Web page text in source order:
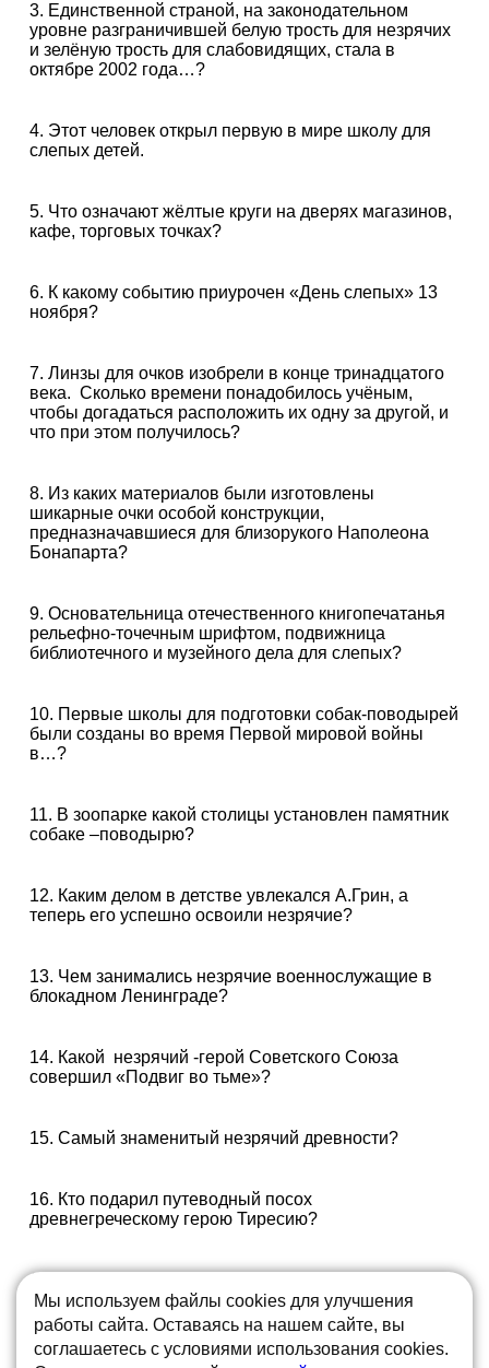
3. Единственной страной, на законодательном
уровне разграничившей белую трость для незрячих
и зелёную трость для слабовидящих, стала в
октябре 2002 года…?
4. Этот человек открыл первую в мире школу для
слепых детей.
5. Что означают жёлтые круги на дверях магазинов,
кафе, торговых точках?
6. К какому событию приурочен «День слепых» 13
ноября?
7. Линзы для очков изобрели в конце тринадцатого
века. Сколько времени понадобилось учёным,
чтобы догадаться расположить их одну за другой, и
что при этом получилось?
8. Из каких материалов были изготовлены
шикарные очки особой конструкции,
предназначавшиеся для близорукого Наполеона
Бонапарта?
9. Основательница отечественного книгопечатанья
рельефно-точечным шрифтом, подвижница
библиотечного и музейного дела для слепых?
10. Первые школы для подготовки собак-поводырей
были созданы во время Первой мировой войны
в…?
11. В зоопарке какой столицы установлен памятник
собаке –поводырю?
12. Каким делом в детстве увлекался А.Грин, а
теперь его успешно освоили незрячие?
13. Чем занимались незрячие военнослужащие в
блокадном Ленинграде?
14. Какой незрячий -герой Советского Союза
совершил «Подвиг во тьме»?
15. Самый знаменитый незрячий древности?
16. Кто подарил путеводный посох
древнегреческому герою Тиресию?
17. Где по мнению Г. Уэлса располагается «страна
слепых»?
18. Книги, где главным героем является слепой
Мы используем файлы cookies для улучшения
работы сайта. Оставаясь на нашем сайте, вы
соглашаетесь с условиями использования cookies.